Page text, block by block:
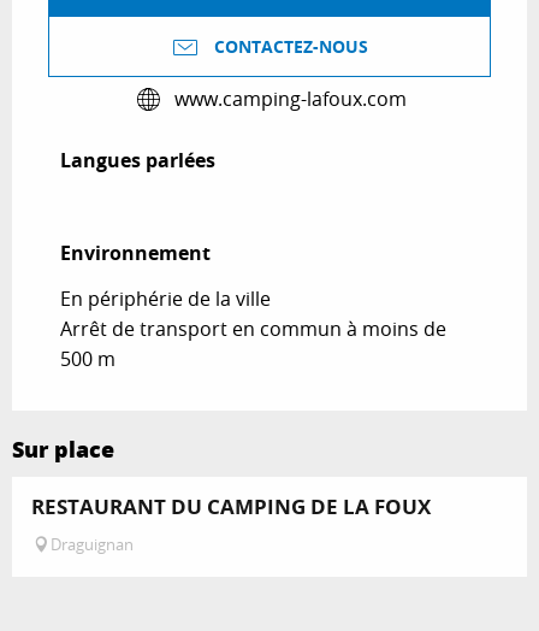
CONTACTEZ-NOUS
www.camping-lafoux.com
Langues parlées
Langues parlées
Environnement
Environnement
En périphérie de la ville
Arrêt de transport en commun à moins de
500 m
Sur place
RESTAURANT DU CAMPING DE LA FOUX
Draguignan